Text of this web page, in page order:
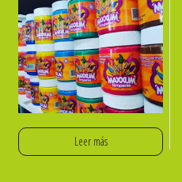
Leer más